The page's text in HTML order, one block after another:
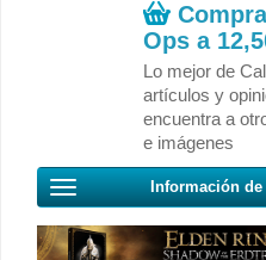
Ops a
Lo mejor de
artículos y
encuentra a
e imágenes
Información